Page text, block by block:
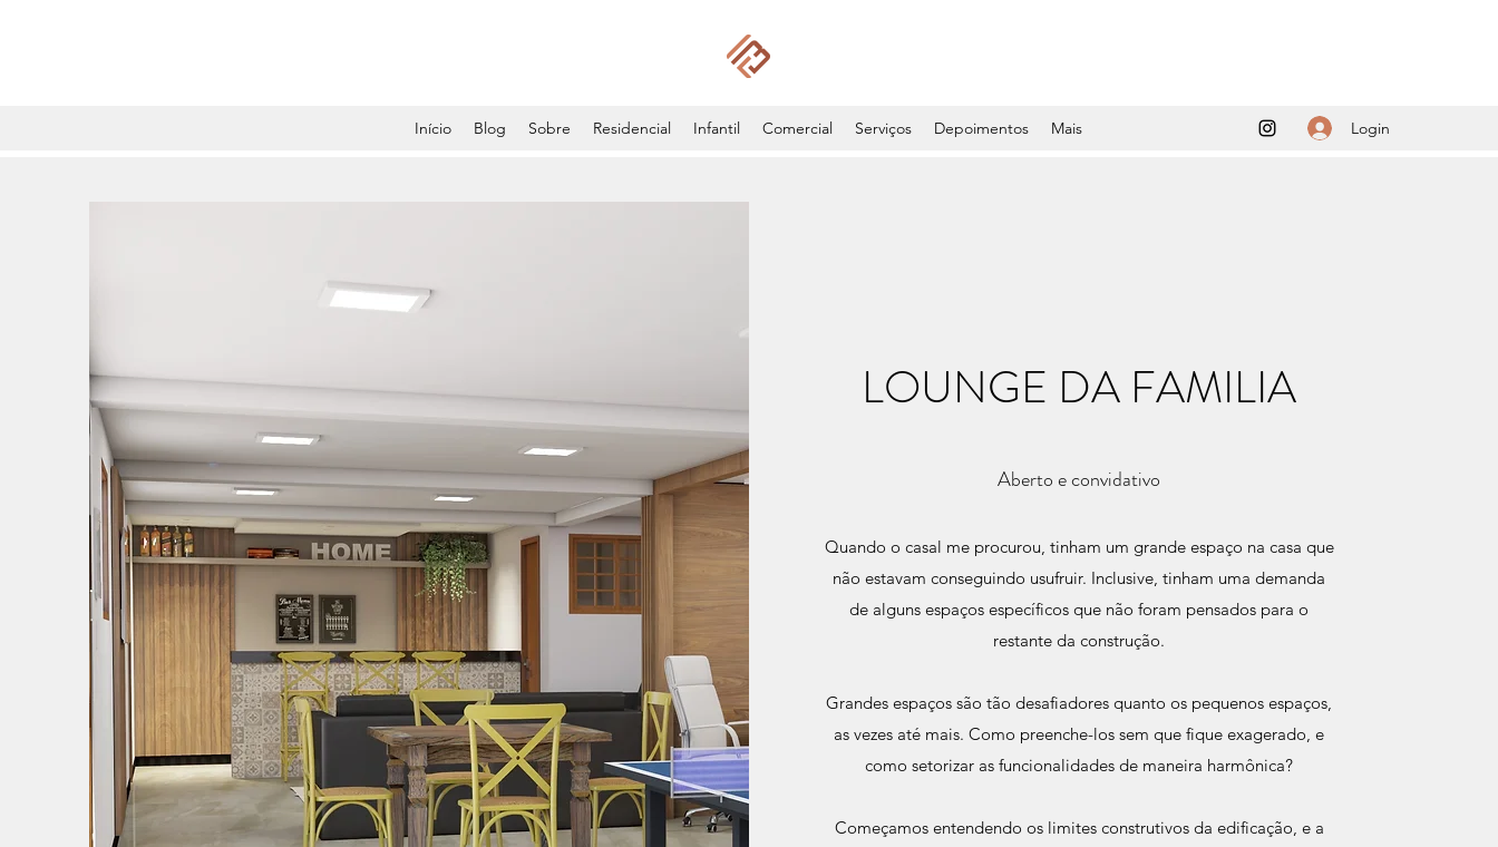
Início Blog Sobre Residencial Infantil Comercial Serviços Depoimentos Mais Login
LOUNGE DA FAMILIA
Aberto e convidativo
Quando o casal me procurou, tinham um grande espaço na casa que
não estavam conseguindo usufruir. Inclusive, tinham uma demanda
de alguns espaços específicos que não foram pensados para o
restante da construção.
Grandes espaços são tão desafiadores quanto os pequenos espaços,
as vezes até mais. Como preenche-los sem que fique exagerado, e
como setorizar as funcionalidades de maneira harmônica?
Começamos entendendo os limites construtivos da edificação, e a